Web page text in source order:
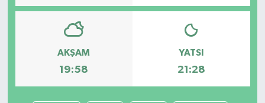
AKŞAM
19:58
YATSI
21:28